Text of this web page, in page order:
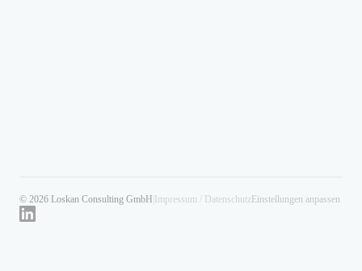
© 2026 Loskan Consulting GmbH Impressum / Datenschutz Einstellungen anpassen